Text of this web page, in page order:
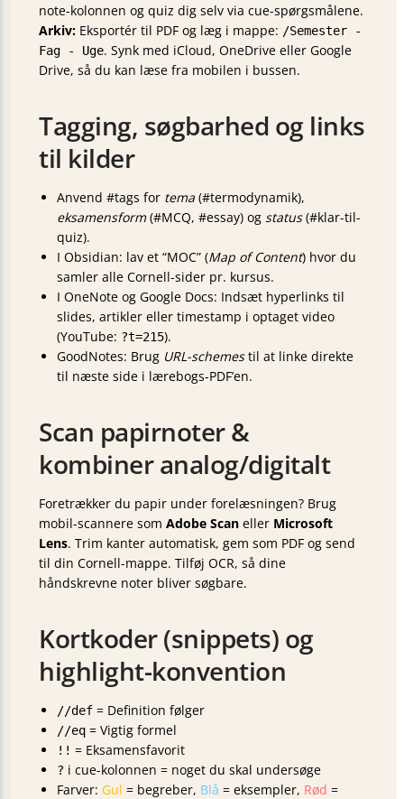
note-kolonnen og quiz dig selv via cue-spørgsmålene.
Arkiv: Eksportér til PDF og læg i mappe: /Semester -
Fag - Uge. Synk med iCloud, OneDrive eller Google
Drive, så du kan læse fra mobilen i bussen.
Tagging, søgbarhed og links
til kilder
Anvend #tags for tema (#termodynamik),
eksamensform(#MCQ, #essay) og status(#klar-til-
quiz).
I Obsidian: lav et “MOC” (Map of Content) hvor du
samler alle Cornell-sider pr. kursus.
I OneNote og Google Docs: Indsæt hyperlinks til
slides, artikler eller timestamp i optaget video
(YouTube: ?t=215).
GoodNotes: Brug URL-schemestil at linke direkte
til næste side i lærebogs-PDF’en.
Scan papirnoter &
kombiner analog/digitalt
Foretrækker du papir under forelæsningen? Brug
mobil-scannere som Adobe Scan eller Microsoft
Lens. Trim kanter automatisk, gem som PDF og send
til din Cornell-mappe. Tilføj OCR, så dine
håndskrevne noter bliver søgbare.
Kortkoder (snippets) og
highlight-konvention
//def = Definition følger
//eq = Vigtig formel
!! = Eksamensfavorit
? i cue-kolonnen = noget du skal undersøge
Farver: Gul = begreber, Blå = eksempler, Rød =